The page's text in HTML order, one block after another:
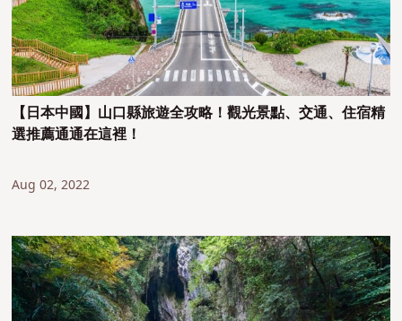
【日本中國】山口縣旅遊全攻略！觀光景點、交通、住宿精
選推薦通通在這裡！
Aug 02, 2022